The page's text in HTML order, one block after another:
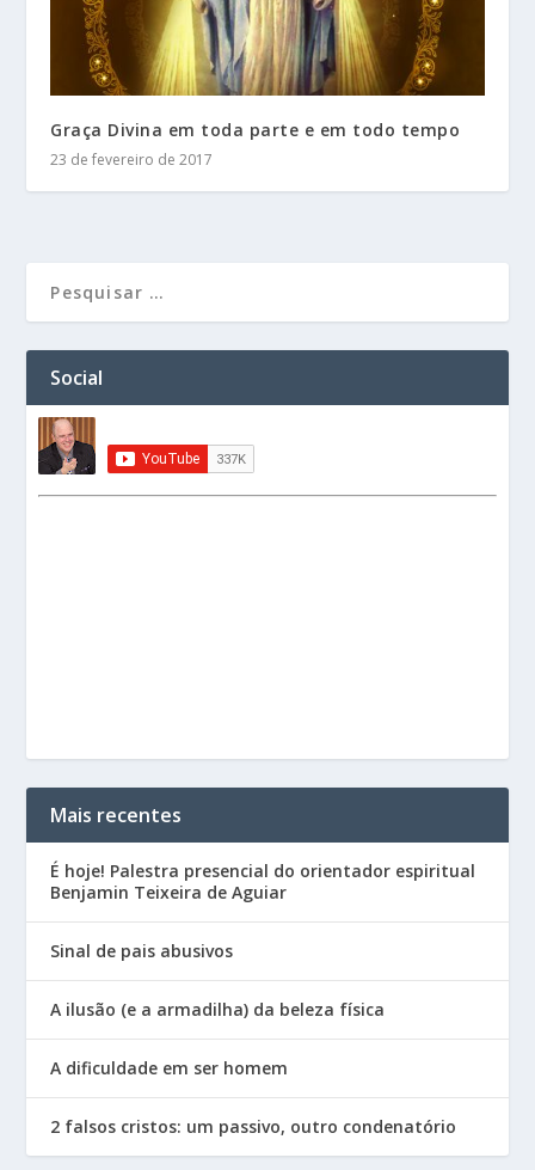
Graça Divina em toda parte e em todo tempo
23 de fevereiro de 2017
Social
Mais recentes
É hoje! Palestra presencial do orientador espiritual
Benjamin Teixeira de Aguiar
Sinal de pais abusivos
A ilusão (e a armadilha) da beleza física
A dificuldade em ser homem
2 falsos cristos: um passivo, outro condenatório